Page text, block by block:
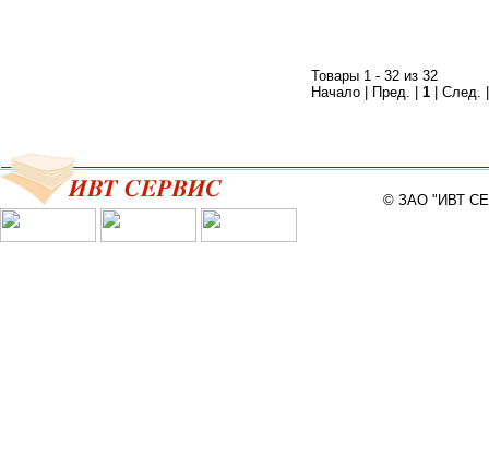
Товары 1 - 32 из 32
Начало | Пред. | 1 | След.
© ЗАО "ИВТ